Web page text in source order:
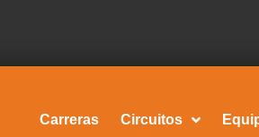
Carreras Circuitos